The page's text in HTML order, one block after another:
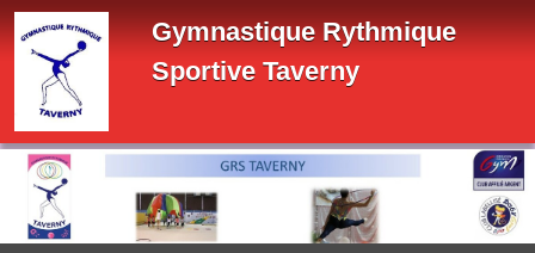
Gymnastique Rythmique
Sportive Taverny
Panneau de gestion des cookies